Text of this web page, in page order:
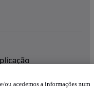
ou acedemos a informações num